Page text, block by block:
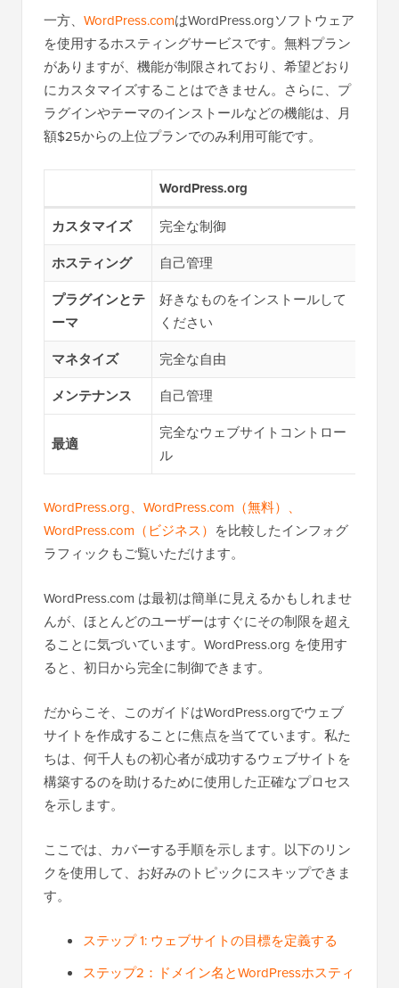
一方、 WordPress.comはWordPress.orgソフトウェア
を使用するホスティングサービスです。無料プラン
がありますが、機能が制限されており、希望どおり
にカスタマイズすることはできません。さらに、プ
ラグインやテーマのインストールなどの機能は、月
額$25からの上位プランでのみ利用可能です。
WordPress.org
カスタマイズ
完全な制御
ホスティング
自己管理
プラグインとテ
ーマ
好きなものをインストールして
ください
マネタイズ
完全な自由
メンテナンス
自己管理
最適
完全なウェブサイトコントロー
ル
WordPress.org、WordPress.com（無料）、
WordPress.com（ビジネス） を比較したインフォグ
ラフィックもご覧いただけます。
WordPress.com は最初は簡単に見えるかもしれませ
んが、ほとんどのユーザーはすぐにその制限を超え
ることに気づいています。WordPress.org を使用す
ると、初日から完全に制御できます。
だからこそ、このガイドはWordPress.orgでウェブ
サイトを作成することに焦点を当てています。私た
ちは、何千人もの初心者が成功するウェブサイトを
構築するのを助けるために使用した正確なプロセス
を示します。
ここでは、カバーする手順を示します。以下のリン
クを使用して、お好みのトピックにスキップできま
す。
ステップ 1: ウェブサイトの目標を定義する
ステップ2：ドメイン名とWordPressホスティ